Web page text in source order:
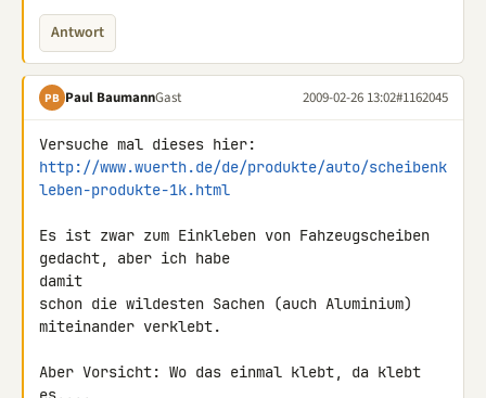
Antwort
PB Paul BaumannGast 2009-02-26 13:02#1162045
http://www.wuerth.de/de/produkte/auto/scheibenk
leben-produkte-1k.html
Es ist zwar zum Einkleben von Fahzeugscheiben
gedacht, aber ich habe
damit
schon die wildesten Sachen (auch Aluminium)
miteinander verklebt.
Aber Vorsicht: Wo das einmal klebt, da klebt